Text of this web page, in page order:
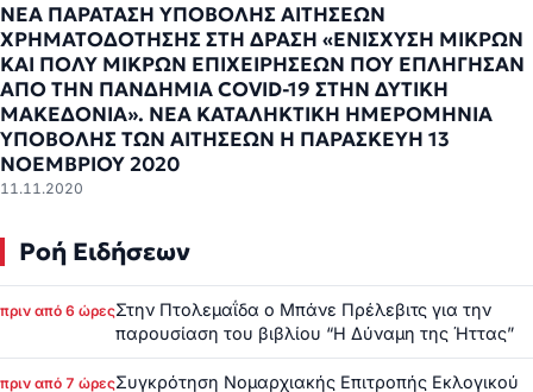
ΝΕΑ ΠΑΡΑΤΑΣΗ ΥΠΟΒΟΛΗΣ ΑΙΤΗΣΕΩΝ
ΧΡΗΜΑΤΟΔΟΤΗΣΗΣ ΣΤΗ ΔΡΑΣΗ «ΕΝΙΣΧΥΣΗ ΜΙΚΡΩΝ
ΚΑΙ ΠΟΛΥ ΜΙΚΡΩΝ ΕΠΙΧΕΙΡΗΣΕΩΝ ΠΟΥ ΕΠΛΗΓΗΣΑΝ
ΑΠΟ ΤΗΝ ΠΑΝΔΗΜΙΑ COVID-19 ΣΤΗΝ ΔΥΤΙΚΗ
ΜΑΚΕΔΟΝΙΑ». ΝΕΑ ΚΑΤΑΛΗΚΤΙΚΗ ΗΜΕΡΟΜΗΝΙΑ
ΥΠΟΒΟΛΗΣ ΤΩΝ ΑΙΤΗΣΕΩΝ Η ΠΑΡΑΣΚΕΥΗ 13
ΝΟΕΜΒΡΙΟΥ 2020
11.11.2020
Ροή Ειδήσεων
πριν από 6 ώρεςΣτην Πτολεμαΐδα ο Μπάνε Πρέλεβιτς για την
παρουσίαση του βιβλίου “Η Δύναμη της Ήττας”
πριν από 7 ώρεςΣυγκρότηση Νομαρχιακής Επιτροπής Εκλογικού